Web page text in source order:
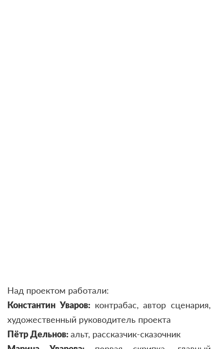
Над проектом работали:
Константин Уваров: контрабас, автор сценария,
художественный руководитель проекта
Пётр Дельнов: альт, рассказчик-сказочник